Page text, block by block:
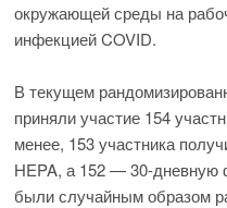
окружающей среды на
инфекцией COVID.
В текущем
приняли участие 154
менее, 153 участника
HEPA, а 152 — 30-
были случайным образом